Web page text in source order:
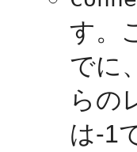
す。
でに
らの
は-1